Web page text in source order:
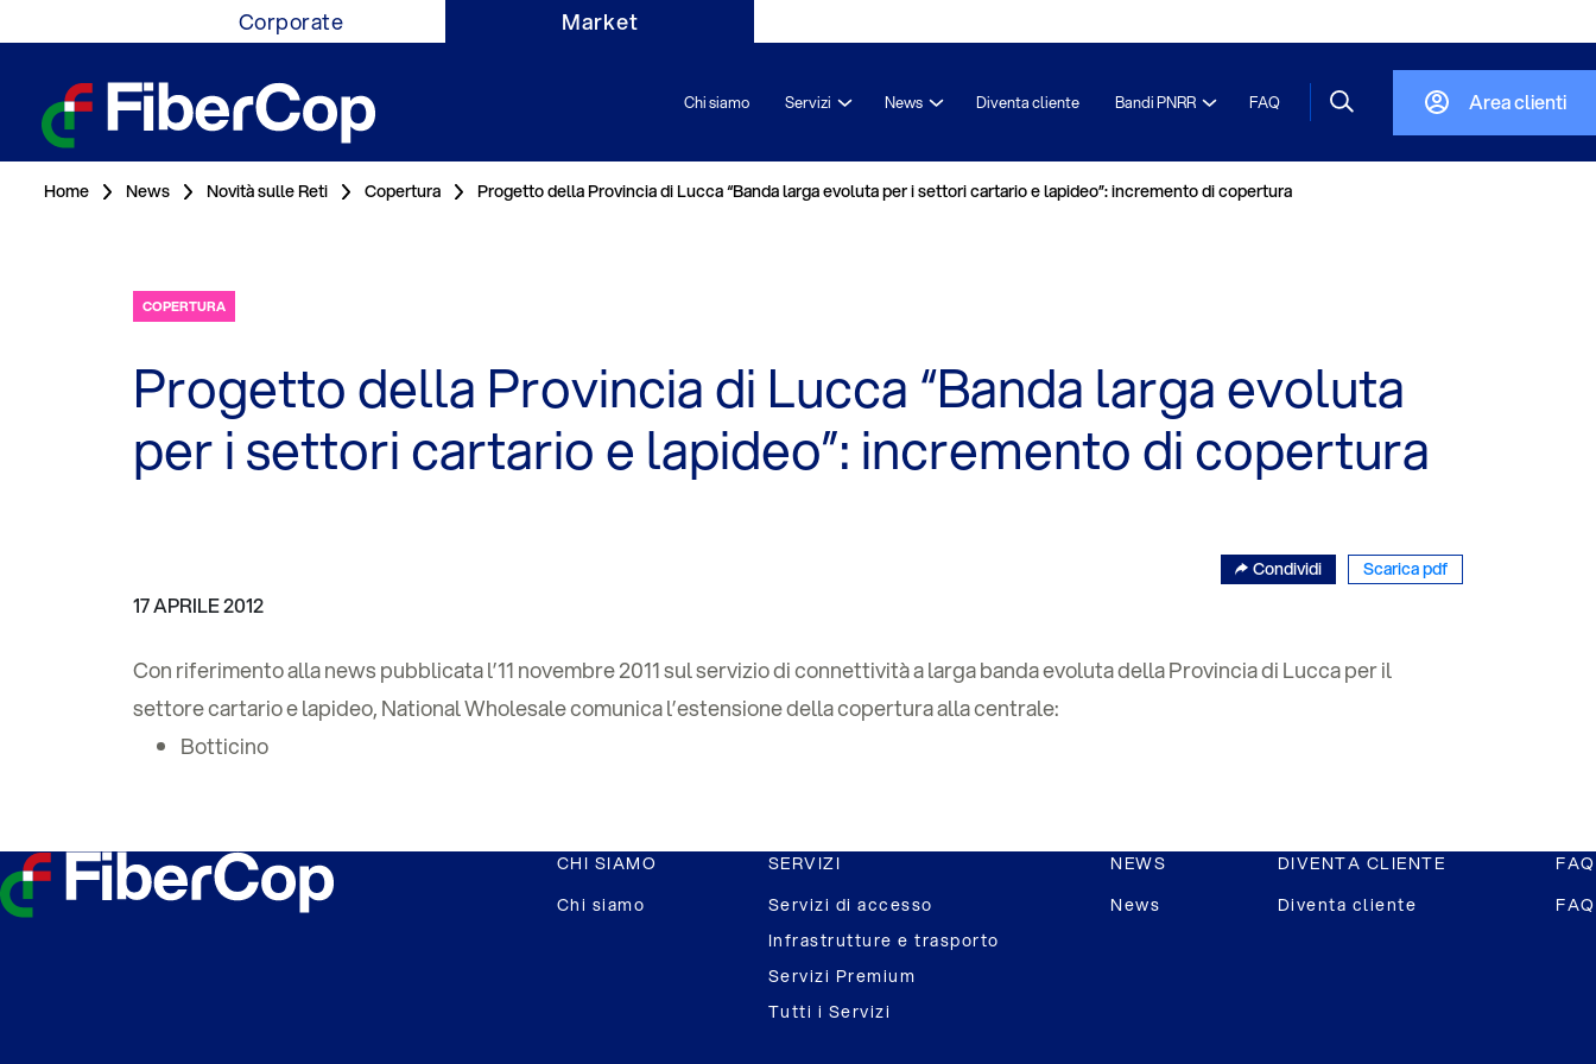
Corporate Market
Chi siamo Servizi News Diventa cliente Bandi PNRR FAQ Area clienti
Home News Novità sulle Reti Copertura Progetto della Provincia di Lucca “Banda larga evoluta per i settori cartario e lapideo”: incremento di copertura
COPERTURA
Progetto della Provincia di Lucca “Banda larga evoluta
per i settori cartario e lapideo”: incremento di copertura
Condividi Scarica pdf
17 APRILE 2012
Con riferimento alla news pubblicata l’11 novembre 2011 sul servizio di connettività a larga banda evoluta della Provincia di Lucca per il
settore cartario e lapideo, National Wholesale comunica l’estensione della copertura alla centrale:
Botticino
CHI SIAMO
Chi siamo
SERVIZI
Servizi di accesso
Infrastrutture e trasporto
Servizi Premium
Tutti i Servizi
NEWS
News
DIVENTA CLIENTE
Diventa cliente
FAQ
FAQ